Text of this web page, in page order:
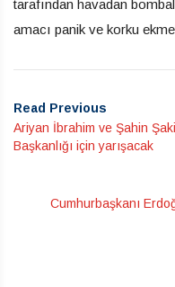
tarafından havadan
amacı panik ve korku
Read Previous
Ariyan İbrahim ve Şahin
Başkanlığı için yarışacak
Cumhurbaşkanı